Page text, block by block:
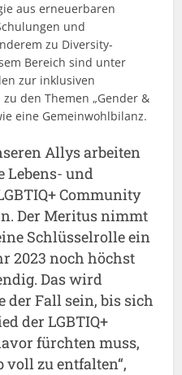
aus erneuerbaren
und
zu Diversity-
Bereich sind unter
zur inklusiven
den Themen „Gender &
eine Gemeinwohlbilanz.
Allys arbeiten
Lebens- und
Community
Der Meritus nimmt
Schlüsselrolle ein
2023 noch höchst
Das wird
der Fall sein, bis sich
der LGBTIQ+
fürchten muss,
voll zu entfalten“,